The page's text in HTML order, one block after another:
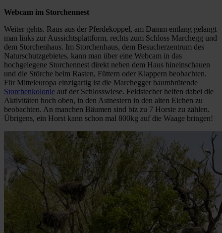
Webcam im Storchennest
Weiter gehts. Raus aus der Pferdekoppel, am Damm entlang gelangt
man links zur Aussichtsplattform, rechts zum Schloss Marchegg und
dem Storchenhaus. Im Storchenhaus, dem Besucherzentrum des
Naturschutzgebietes, kann man über eine Webcam in das
hochgelegene Storchennest direkt neben dem Haus hineinschauen
und die Störche beim Rasten, Füttern oder Klappern beobachten.
Für Mitteleuropa einzigartig ist die Marchegger baumbrütende
Storchenkolonie auf der Schlosswiese. Feldstecher helfen dabei die
Aktivitäten hoch oben, in den Astnestern in den alten Eichen zu
beobachten. An manchen Bäumen sind biz zu 7 Horste zu zählen.
Übrigens, ein Horst kann schon mal 800kg auf die Waage bringen!